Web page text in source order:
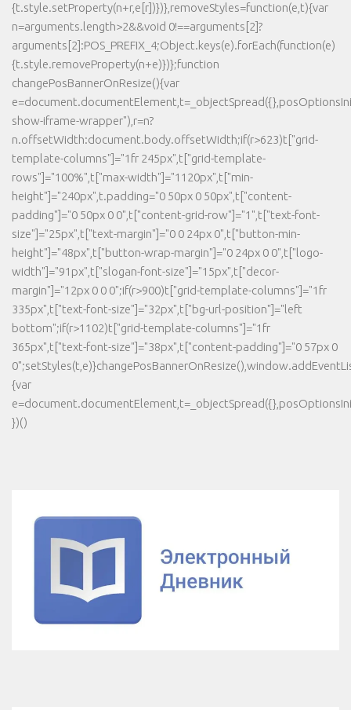
{t.style.setProperty(n+r,e[r])})},removeStyles=function(e,t){var
n=arguments.length>2&&void 0!==arguments[2]?
arguments[2]:POS_PREFIX_4;Object.keys(e).forEach(function(e)
{t.style.removeProperty(n+e)})};function
changePosBannerOnResize(){var
show-iframe-wrapper"),r=n?
n.offsetWidth:document.body.offsetWidth;if(r>623)t["grid-
template-columns"]="1fr 245px",t["grid-template-
rows"]="100%",t["max-width"]="1120px",t["min-
height"]="240px",t.padding="0 50px 0 50px",t["content-
padding"]="0 50px 0 0",t["content-grid-row"]="1",t["text-font-
size"]="25px",t["text-margin"]="0 0 24px 0",t["button-min-
height"]="48px",t["button-wrap-margin"]="0 24px 0 0",t["logo-
width"]="91px",t["slogan-font-size"]="15px",t["decor-
margin"]="12px 0 0 0";if(r>900)t["grid-template-columns"]="1fr
335px",t["text-font-size"]="32px",t["bg-url-position"]="left
bottom";if(r>1102)t["grid-template-columns"]="1fr
365px",t["text-font-size"]="38px",t["content-padding"]="0 57px 0
{var
})()